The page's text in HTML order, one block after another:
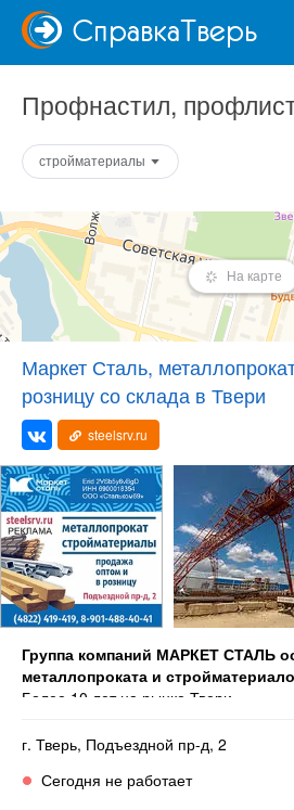
СправкаТверь
Профнастил,
стройматериалы
На карте
Маркет Сталь,
розницу со склада в Твери
steelsrv.ru
Группа компаний МАРКЕТ СТАЛЬ
металлопроката и
Более 10 лет на рынке Твери.
Металлопрокат
— труба стальная
г. Тверь, Подъездной пр-д, 2
Сегодня не работает